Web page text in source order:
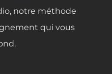
notre méthode
qui vous